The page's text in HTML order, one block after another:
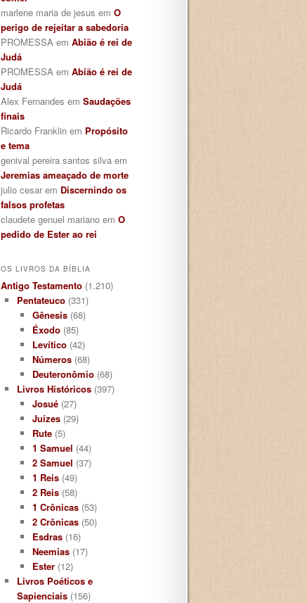
marlene maria de jesus em O
perigo de rejeitar a sabedoria
PROMESSA em Abião é rei de
Judá
PROMESSA em Abião é rei de
Judá
Alex Fernandes em Saudações
finais
Ricardo Franklin em Propósito
e tema
genival pereira santos silva em
Jeremias ameaçado de morte
julio cesar em Discernindo os
falsos profetas
claudete genuel mariano em O
pedido de Ester ao rei
OS LIVROS DA BÍBLIA
Antigo Testamento (1.210)
Pentateuco(331)
Gênesis (68)
Éxodo (85)
Levítico (42)
Números (68)
Deuteronômio (68)
Livros Históricos(397)
Josué (27)
Juízes (29)
Rute (5)
1 Samuel (44)
2 Samuel (37)
1 Reis (49)
2 Reis (58)
1 Crônicas (53)
2 Crônicas (50)
Esdras (16)
Neemias (17)
Ester (12)
Livros Poéticos e
Sapienciais(156)